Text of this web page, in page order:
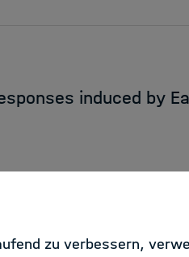
induced by
zu verbessern,